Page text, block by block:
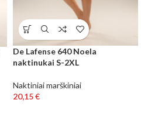
De Lafense 640 Noela
naktinukai S-2XL
Naktiniai marškiniai
20,15€